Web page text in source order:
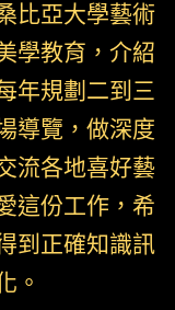
比亞大學藝術
學教育，介紹
年規劃二到三
導覽，做深度
流各地喜好藝
這份工作，希
到正確知識訊
。